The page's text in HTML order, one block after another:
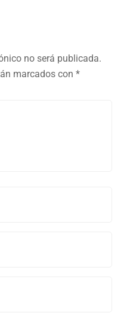
no será publicada.
marcados con *